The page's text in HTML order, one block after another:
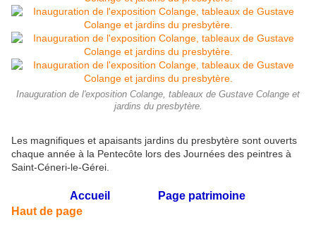
Inauguration de l'exposition Colange, tableaux de Gustave Colange et
jardins du presbytère.
Les magnifiques et apaisants jardins du presbytère sont ouverts
chaque année à la Pentecôte lors des Journées des peintres à
Saint-Céneri-le-Gérei.
Accueil
Page patrimoine
Haut de page